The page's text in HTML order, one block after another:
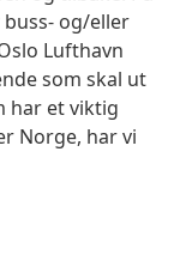
og/eller
Lufthavn
som skal ut
har et viktig
Norge, har vi